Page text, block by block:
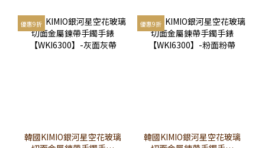
優惠9折
韓國KIMIO銀河星空花玻璃
優惠9折
韓國KIMIO銀河星空花玻璃